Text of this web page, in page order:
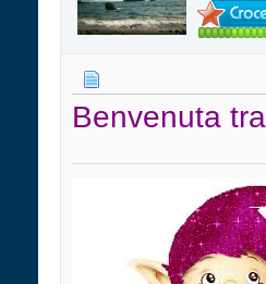
Benvenuta